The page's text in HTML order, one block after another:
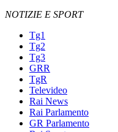
NOTIZIE E SPORT
Tg1
Tg2
Tg3
GRR
TgR
Televideo
Rai News
Rai Parlamento
GR Parlamento